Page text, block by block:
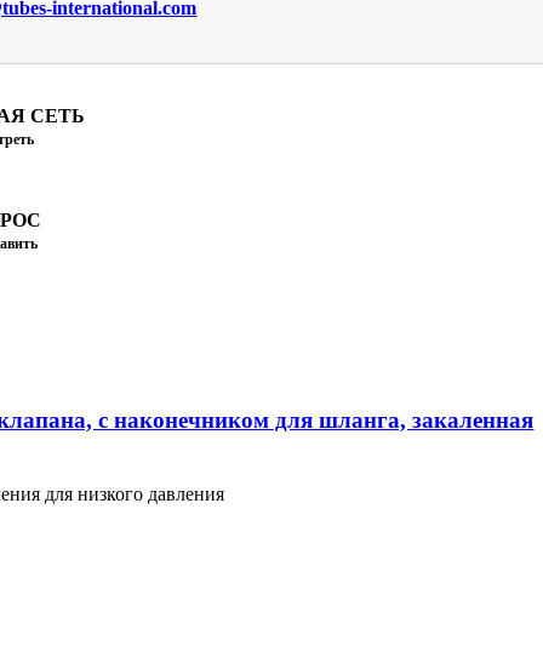
international.com
СЕТЬ
с наконечником для шланга, закаленная
для низкого давления